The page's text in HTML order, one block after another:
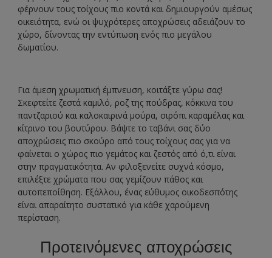
φέρνουν τους τοίχους πιο κοντά και δημιουργούν αμέσως
οικειότητα, ενώ οι ψυχρότερες αποχρώσεις αδειάζουν το
χώρο, δίνοντας την εντύπωση ενός πιο μεγάλου
δωματίου.
Για άμεση χρωματική έμπνευση, κοιτάξτε γύρω σας!
Σκεφτείτε ζεστά καμιλό, ροζ της πούδρας, κόκκινα του
παντζαριού και καλοκαιρινά μούρα, σιρόπι καραμέλας και
κίτρινο του βουτύρου. Βάψτε το ταβάνι σας δύο
αποχρώσεις πιο σκούρο από τους τοίχους σας για να
φαίνεται ο χώρος πιο γεμάτος και ζεστός από ό,τι είναι
στην πραγματικότητα. Αν φιλοξενείτε συχνά κόσμο,
επιλέξτε χρώματα που σας γεμίζουν πάθος και
αυτοπεποίθηση. Εξάλλου, ένας εύθυμος οικοδεσπότης
είναι απαραίτητο συστατικό για κάθε χαρούμενη
περίσταση.
Προτεινόμενες αποχρώσεις